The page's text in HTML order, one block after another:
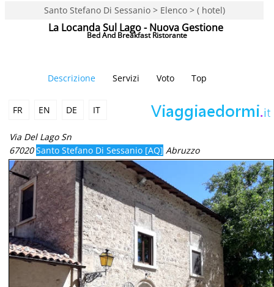
Santo Stefano Di Sessanio > Elenco > ( hotel)
La Locanda Sul Lago - Nuova Gestione
Bed And Breakfast Ristorante
Descrizione Servizi Voto Top
FR EN DE IT
Via Del Lago Sn
67020Santo Stefano Di Sessanio [AQ] Abruzzo